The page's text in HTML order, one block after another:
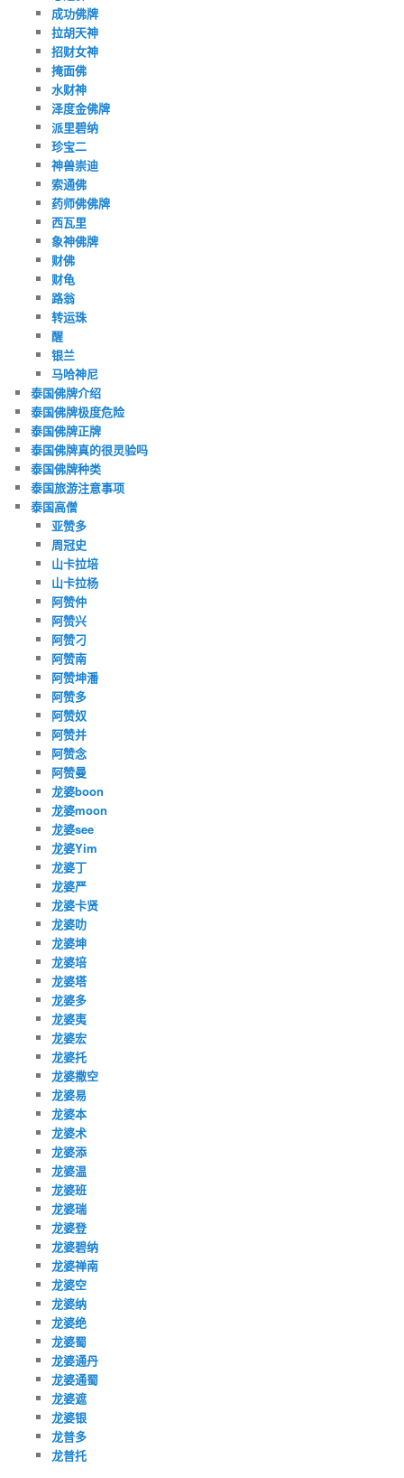
成功佛牌
拉胡天神
招财女神
掩面佛
水财神
泽度金佛牌
派里碧纳
珍宝二
神兽崇迪
索通佛
药师佛佛牌
西瓦里
象神佛牌
财佛
财龟
路翁
转运珠
醒
银兰
马哈神尼
泰国佛牌介绍
泰国佛牌极度危险
泰国佛牌正牌
泰国佛牌真的很灵验吗
泰国佛牌种类
泰国旅游注意事项
泰国高僧
亚赞多
周冠史
山卡拉培
山卡拉杨
阿赞仲
阿赞兴
阿赞刁
阿赞南
阿赞坤潘
阿赞多
阿赞奴
阿赞并
阿赞念
阿赞曼
龙婆boon
龙婆moon
龙婆see
龙婆Yim
龙婆丁
龙婆严
龙婆卡贤
龙婆叻
龙婆坤
龙婆培
龙婆塔
龙婆多
龙婆夷
龙婆宏
龙婆托
龙婆撒空
龙婆易
龙婆本
龙婆术
龙婆添
龙婆温
龙婆班
龙婆瑞
龙婆登
龙婆碧纳
龙婆禅南
龙婆空
龙婆纳
龙婆绝
龙婆蜀
龙婆通丹
龙婆通蜀
龙婆遮
龙婆银
龙普多
龙普托